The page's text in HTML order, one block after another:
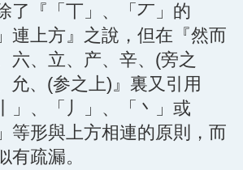
了『「丅」、「丆」的
連上方』之說，但在『然而
六、立、产、辛、(旁之
允、(参之上)』裏又引用
」、「丿」、「丶」或
等形與上方相連的原則，而
有疏漏。